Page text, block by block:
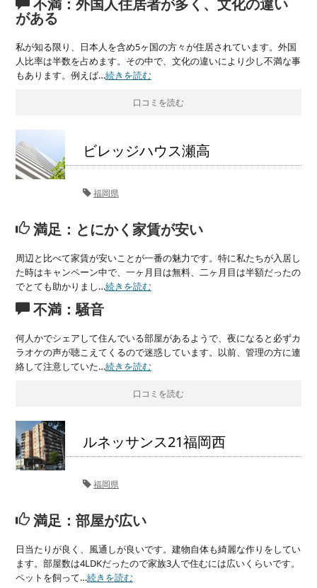
不満：外国人住居者が多く、文化の違い
がある
私が知る限り、日本人を含め5ヶ国の方々が住居されています。外国
人比率は半数を占めます。その中で、文化の違いにより少し不満な事
もあります。例えば…続きを読む
口コミを読む
ビレッジハウス瀬高
福岡県
満足：とにかく家賃が安い
周辺と比べて家賃が安いことが一番の魅力です。特に私たちが入居し
た時はキャンペーン中で、一ヶ月目は無料、二ヶ月目は半額だったの
でとても助かりまし…続きを読む
不満：騒音
何人かでシェアして住んでいる部屋があるようで、夜になると必ずカ
ラオケの声が聴こえてくるので迷惑しています。以前、管理の方に連
絡して注意していた…続きを読む
口コミを読む
ルネッサンス21福岡西
福岡県
満足：部屋が広い
日当たりが良く、風通しが良いです。建物自体も綺麗な作りをしてい
ます。部屋数は4LDKだったので家族3人で住むには広いくらいです。
ペットを飼って…続きを読む